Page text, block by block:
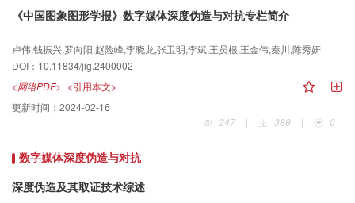
《中国图象图形学报》数字媒体深度伪造与对抗专栏简介
卢伟,钱振兴,罗向阳,赵险峰,李晓龙,张卫明,李斌,王员根,王金伟,秦川,陈秀妍
DOI：10.11834/jig.2400002
<网络PDF> <引用本文>
更新时间： 2024-02-16
247
| 389 | 0
数字媒体深度伪造与对抗
深度伪造及其取证技术综述